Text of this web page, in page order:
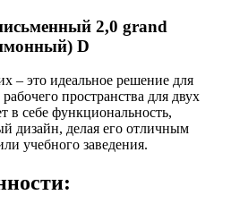
2,0 grand
D
– это идеальное решение для
пространства для двух
в себе функциональность,
дизайн, делая его отличным
учебного заведения.